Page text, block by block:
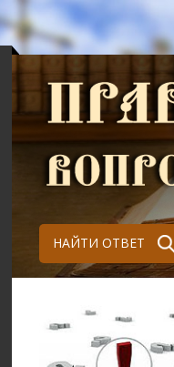
НАЙТИ ОТВЕТ